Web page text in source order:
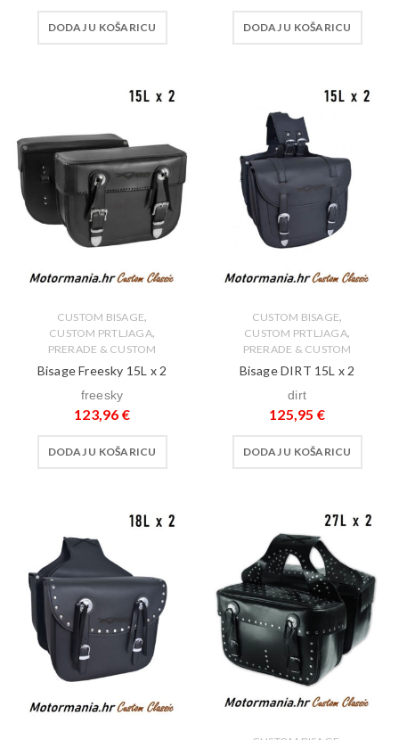
DODAJ U KOŠARICU DODAJ U KOŠARICU
CUSTOM BISAGE,
CUSTOM PRTLJAGA,
PRERADE & CUSTOM
Bisage Freesky 15L x 2
freesky
123,96 €
DODAJ U KOŠARICU
CUSTOM BISAGE,
CUSTOM PRTLJAGA,
PRERADE & CUSTOM
Bisage DIRT 15L x 2
dirt
125,95 €
DODAJ U KOŠARICU